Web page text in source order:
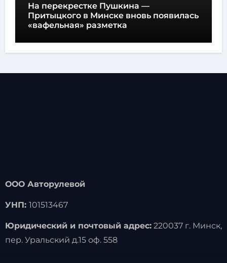
На перекрестке Пушкина —
Притыцкого в Минске вновь появилась
«вафельная» разметка
ООО Авторулевой
УНП: 101513467
Юридический и почтовый адрес:220037 г. Минск,
пер. Уральский д.15 оф. 558